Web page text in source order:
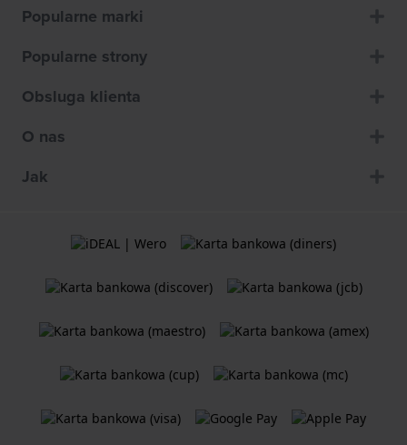
Popularne marki
Popularne strony
Obsluga klienta
O nas
Jak